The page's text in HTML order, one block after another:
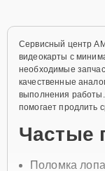
Сервисный центр
видеокарты с
необходимые
качественные
выполнения
помогает продлить
Частые
Поломка